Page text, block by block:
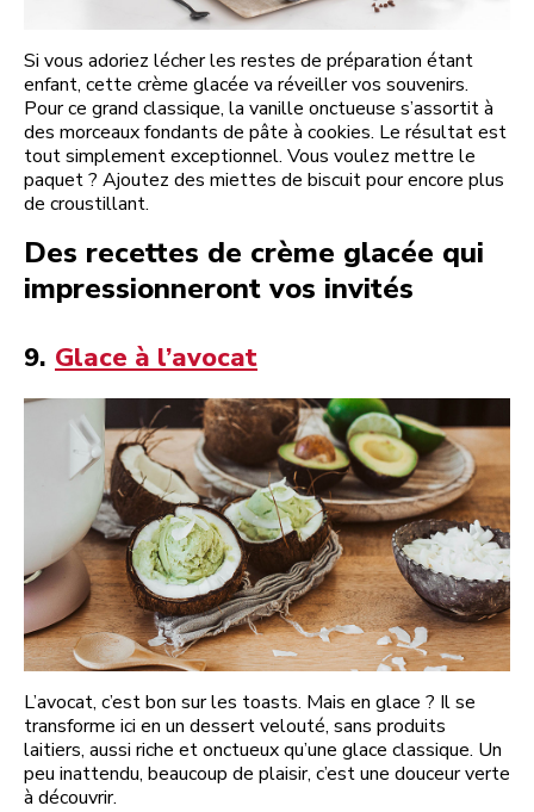
Si vous adoriez lécher les restes de préparation étant
enfant, cette crème glacée va réveiller vos souvenirs.
Pour ce grand classique, la vanille onctueuse s’assortit à
des morceaux fondants de pâte à cookies. Le résultat est
tout simplement exceptionnel. Vous voulez mettre le
paquet ? Ajoutez des miettes de biscuit pour encore plus
de croustillant.
Des recettes de crème glacée qui
impressionneront vos invités
9. Glace à l’avocat
L’avocat, c’est bon sur les toasts. Mais en glace ? Il se
transforme ici en un dessert velouté, sans produits
laitiers, aussi riche et onctueux qu’une glace classique. Un
peu inattendu, beaucoup de plaisir, c’est une douceur verte
à découvrir.